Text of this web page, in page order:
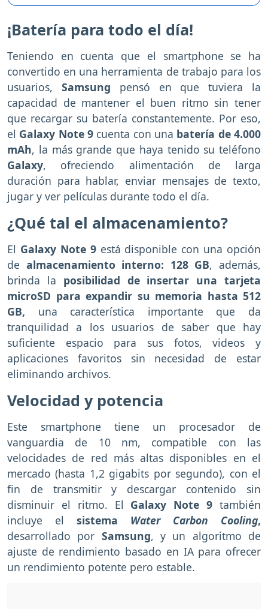
¡Batería para todo el día!
Teniendo en cuenta que el smartphone se ha
convertido en una herramienta de trabajo para los
usuarios, Samsung pensó en que tuviera la
capacidad de mantener el buen ritmo sin tener
que recargar su batería constantemente. Por eso,
el Galaxy Note 9 cuenta con una batería de 4.000
mAh, la más grande que haya tenido su teléfono
Galaxy, ofreciendo alimentación de larga
duración para hablar, enviar mensajes de texto,
jugar y ver películas durante todo el día.
¿Qué tal el almacenamiento?
El Galaxy Note 9está disponible con una opción
de almacenamiento interno: 128 GB, además,
brinda la posibilidad de insertar una tarjeta
microSD para expandir su memoria hasta 512
GB, una característica importante que da
tranquilidad a los usuarios de saber que hay
suficiente espacio para sus fotos, videos y
aplicaciones favoritos sin necesidad de estar
eliminando archivos.
Velocidad y potencia
Este smartphone tiene un procesador de
vanguardia de 10 nm, compatible con las
velocidades de red más altas disponibles en el
mercado (hasta 1,2 gigabits por segundo), con el
fin de transmitir y descargar contenido sin
disminuir el ritmo. El Galaxy Note 9 también
incluye el sistema Water Carbon Cooling,
desarrollado por Samsung, y un algoritmo de
ajuste de rendimiento basado en IA para ofrecer
un rendimiento potente pero estable.